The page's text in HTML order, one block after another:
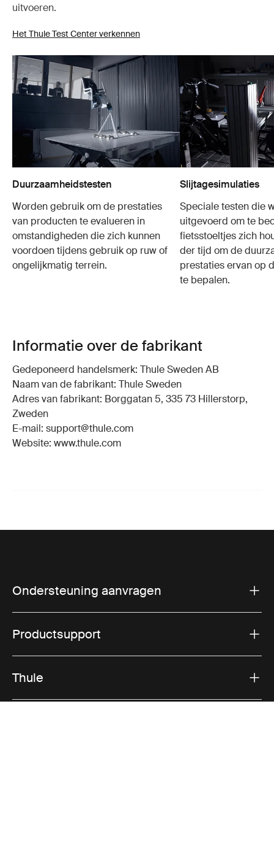
uitvoeren.
Het Thule Test Center verkennen
Duurzaamheidstesten
Worden gebruik om de prestaties
van producten te evalueren in
omstandigheden die zich kunnen
voordoen tijdens gebruik op ruw of
ongelijkmatig terrein.
Slijtagesimulaties
Speciale testen die
uitgevoerd om te
fietsstoeltjes zich
der tijd om de
prestaties ervan op
te bepalen.
Informatie over de fabrikant
Gedeponeerd handelsmerk: Thule Sweden AB
Naam van de fabrikant: Thule Sweden
Adres van fabrikant: Borggatan 5, 335 73 Hillerstorp,
Zweden
E-mail: support@thule.com
Website: www.thule.com
Ondersteuning aanvragen
Productsupport
Thule